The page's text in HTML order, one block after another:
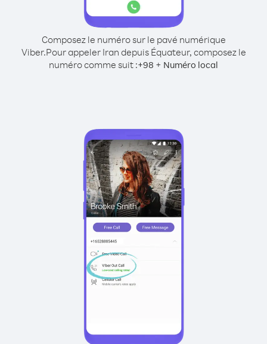
Composez le numéro sur le pavé numérique
Viber.Pour appeler Iran depuis Équateur, composez le
numéro comme suit :+98 + Numéro local